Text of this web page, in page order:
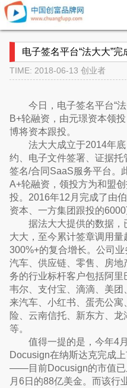
电子签名平台“法大大”
TIME: 2018-06-13 创业者
今日，电子签名平台“
B+轮融资，由元璟资本领
博将资本跟投。
法大大成立于2014年
约、电子文件签署、证据
签名/合同SaaS服务平台。
A+轮融资，领投方为和盟
投。2016年12月完成了由
资本、一方集团跟投的6000
据法大大提供的数据
大大，至今累计签章调用
300%+的复合增长。公司业
汽车、供应链、零售、房
务的行业标杆客户包括阿
韦尔、支付宝、滴滴、美
来汽车、小红书、蛋壳公
险、云南信托、新东方、
等。
值得一提的是，今年4
Docusign在纳斯达克完成
——目前Docusign的市值已
月6日的88亿美金。而该行